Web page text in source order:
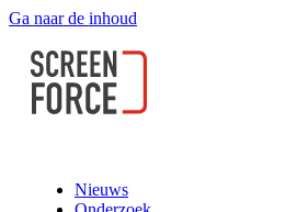
Ga naar de inhoud
Nieuws